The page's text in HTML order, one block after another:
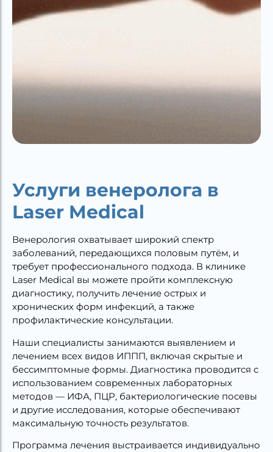
Услуги венеролога в
Laser Medical
Венерология охватывает широкий спектр
заболеваний, передающихся половым путём, и
требует профессионального подхода. В клинике
Laser Medical вы можете пройти комплексную
диагностику, получить лечение острых и
хронических форм инфекций, а также
профилактические консультации.
Наши специалисты занимаются выявлением и
лечением всех видов ИППП, включая скрытые и
бессимптомные формы. Диагностика проводится с
использованием современных лабораторных
методов — ИФА, ПЦР, бактериологические посевы
и другие исследования, которые обеспечивают
максимальную точность результатов.
Программа лечения выстраивается индивидуально